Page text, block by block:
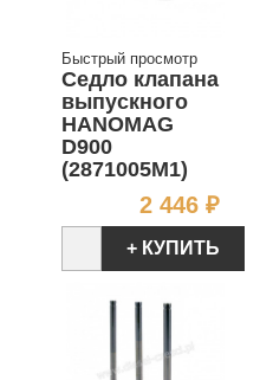
Быстрый просмотр
Седло клапана
выпускного
HANOMAG
D900
(2871005M1)
2 446 ₽
+ КУПИТЬ